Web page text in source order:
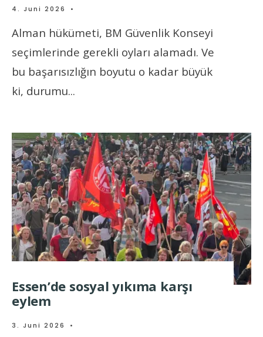
4. Juni 2026 •
Alman hükümeti, BM Güvenlik Konseyi
seçimlerinde gerekli oyları alamadı. Ve
bu başarısızlığın boyutu o kadar büyük
ki, durumu...
Essen’de sosyal yıkıma karşı
eylem
3. Juni 2026 •